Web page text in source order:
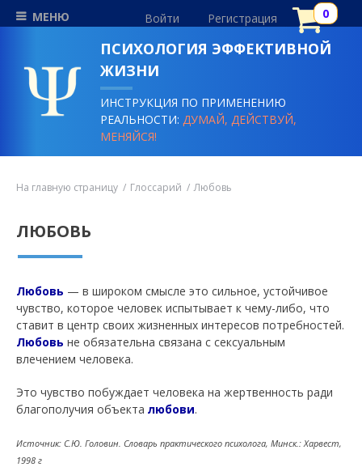
МЕНЮ Войти Регистрация
ПСИХОЛОГИЯ ЭФФЕКТИВНОЙ
ЖИЗНИ
ИНСТРУКЦИЯ ПО ПРИМЕНЕНИЮ
РЕАЛЬНОСТИ:ДУМАЙ, ДЕЙСТВУЙ,
МЕНЯЙСЯ!
На главную страницу Глоссарий Любовь
ЛЮБОВЬ
Любовь — в широком смысле это сильное, устойчивое
чувство, которое человек испытывает к чему-либо, что
ставит в центр своих жизненных интересов потребностей.
Любовь не обязательна связана с сексуальным
влечением человека.
Это чувство побуждает человека на жертвенность ради
благополучия объекта любови.
Источник: С.Ю. Головин. Словарь практического психолога, Минск.: Харвест,
1998 г